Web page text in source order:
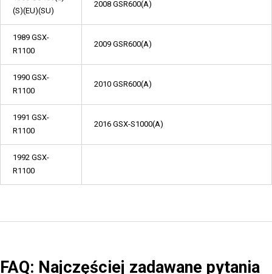
(S)(EU)(SU)
2008 GSR600(A)
1989 GSX-
R1100
2009 GSR600(A)
1990 GSX-
R1100
2010 GSR600(A)
1991 GSX-
R1100
2016 GSX-S1000(A)
1992 GSX-
R1100
FAQ: Najczęściej zadawane pytania